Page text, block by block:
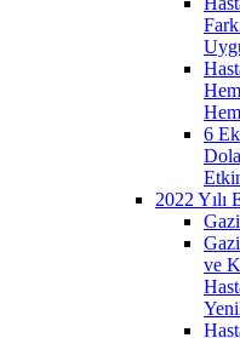
6
2022 Yılı
ve